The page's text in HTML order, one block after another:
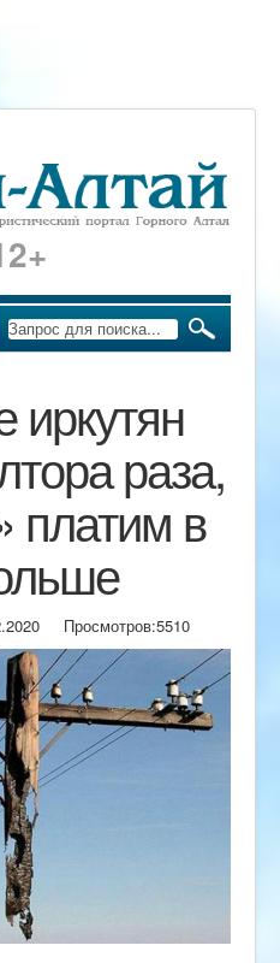
раза,
платим в
Просмотров:5510